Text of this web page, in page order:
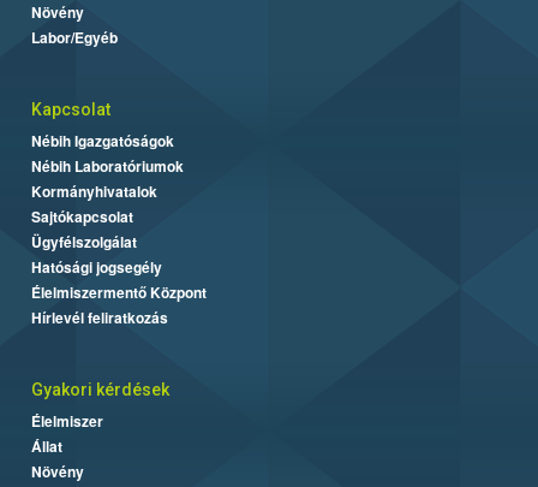
Növény
Labor/Egyéb
Kapcsolat
Nébih Igazgatóságok
Nébih Laboratóriumok
Kormányhivatalok
Sajtókapcsolat
Ügyfélszolgálat
Hatósági jogsegély
Élelmiszermentő Központ
Hírlevél feliratkozás
Gyakori kérdések
Élelmiszer
Állat
Növény